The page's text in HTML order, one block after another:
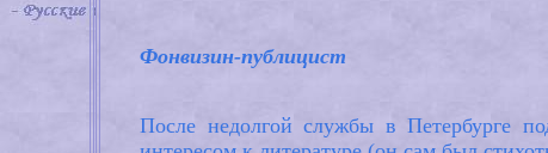
Фонвизин-публицист
После недолгой службы в Петербурге